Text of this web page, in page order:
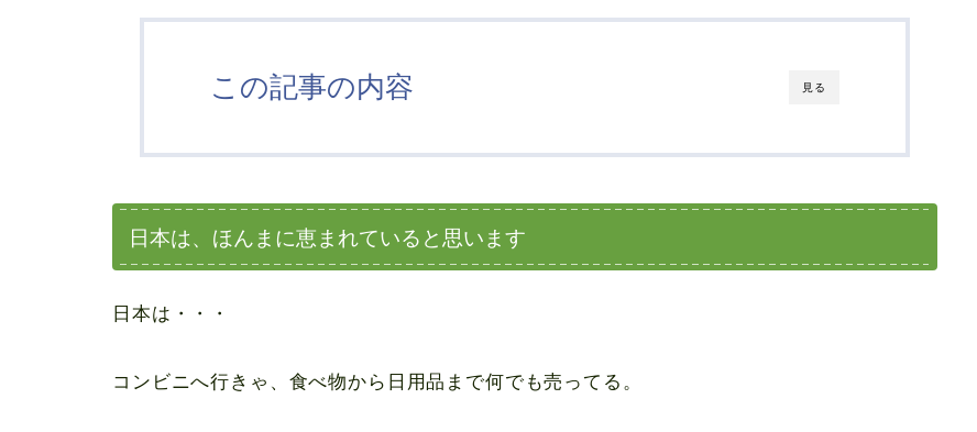
見る
この記事の内容
日本は、ほんまに恵まれていると思います
日本は・・・
コンビニへ行きゃ、食べ物から日用品まで何でも売ってる。